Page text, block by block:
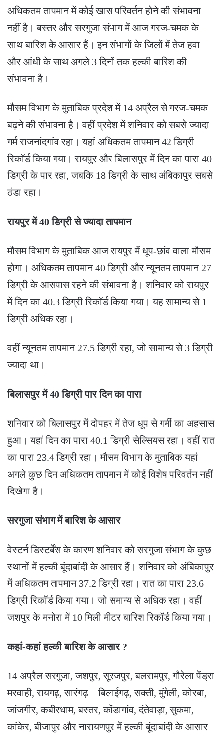
अधिकतम तापमान में कोई खास परिवर्तन होने की संभावना
नहीं है। बस्तर और सरगुजा संभाग में आज गरज-चमक के
साथ बारिश के आसार हैं। इन संभागों के जिलों में तेज हवा
और आंधी के साथ अगले 3 दिनों तक हल्की बारिश की
संभावना है।
मौसम विभाग के मुताबिक प्रदेश में 14 अप्रैल से गरज-चमक
बढ़ने की संभावना है। वहीं प्रदेश में शनिवार को सबसे ज्यादा
गर्म राजनांदगांव रहा। यहां अधिकतम तापमान 42 डिग्री
रिकॉर्ड किया गया। रायपुर और बिलासपुर में दिन का पारा 40
डिग्री के पार रहा, जबकि 18 डिग्री के साथ अंबिकापुर सबसे
ठंडा रहा।
रायपुर में 40 डिग्री से ज्यादा तापमान
मौसम विभाग के मुताबिक आज रायपुर में धूप-छांव वाला मौसम
होगा। अधिकतम तापमान 40 डिग्री और न्यूनतम तापमान 27
डिग्री के आसपास रहने की संभावना है। शनिवार को रायपुर
में दिन का 40.3 डिग्री रिकॉर्ड किया गया। यह सामान्य से 1
डिग्री अधिक रहा।
वहीं न्यूनतम तापमान 27.5 डिग्री रहा, जो सामान्य से 3 डिग्री
ज्यादा था।
बिलासपुर में 40 डिग्री पार दिन का पारा
शनिवार को बिलासपुर में दोपहर में तेज धूप से गर्मी का अहसास
हुआ। यहां दिन का पारा 40.1 डिग्री सेल्सियस रहा। वहीं रात
का पारा 23.4 डिग्री रहा। मौसम विभाग के मुताबिक यहां
अगले कुछ दिन अधिकतम तापमान में कोई विशेष परिवर्तन नहीं
दिखेगा है।
सरगुजा संभाग में बारिश के आसार
वेस्टर्न डिस्टर्बेंस के कारण शनिवार को सरगुजा संभाग के कुछ
स्थानों में हल्की बूंदाबांदी के आसार हैं। शनिवार को अंबिकापुर
में अधिकतम तापमान 37.2 डिग्री रहा। रात का पारा 23.6
डिग्री रिकॉर्ड किया गया। जो समान्य से अधिक रहा। वहीं
जशपुर के मनोरा में 10 मिली मीटर बारिश रिकॉर्ड किया गया।
कहां-कहां हल्की बारिश के आसार ?
14 अप्रैल सरगुजा, जशपुर, सूरजपुर, बलरामपुर, गौरेला पेंड्रा
मरवाही, रायगढ़, सारंगढ़ – बिलाईगढ़, सक्ती, मुंगेली, कोरबा,
जांजगीर, कबीरधाम, बस्तर, कोंडागांव, दंतेवाड़ा, सुकमा,
कांकेर, बीजापुर और नारायणपुर में हल्की बूंदाबांदी के आसार